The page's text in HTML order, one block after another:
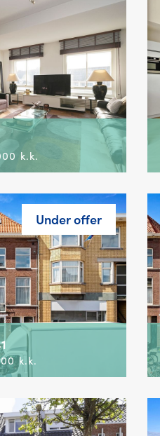
k.k.
Under offer
k.k.